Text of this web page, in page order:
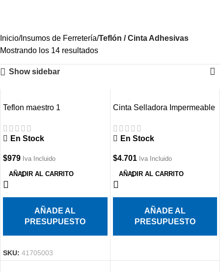
Inicio Insumos de Ferretería Teflón / Cinta Adhesivas
Mostrando los 14 resultados
Show sidebar
Teflon maestro 1
En Stock
$979 Iva Incluido
AÑADIR AL CARRITO
AÑADE AL
PRESUPUESTO
SKU: 41705003
Cinta Selladora Impermeable
En Stock
$4.701 Iva Incluido
AÑADIR AL CARRITO
AÑADE AL
PRESUPUESTO